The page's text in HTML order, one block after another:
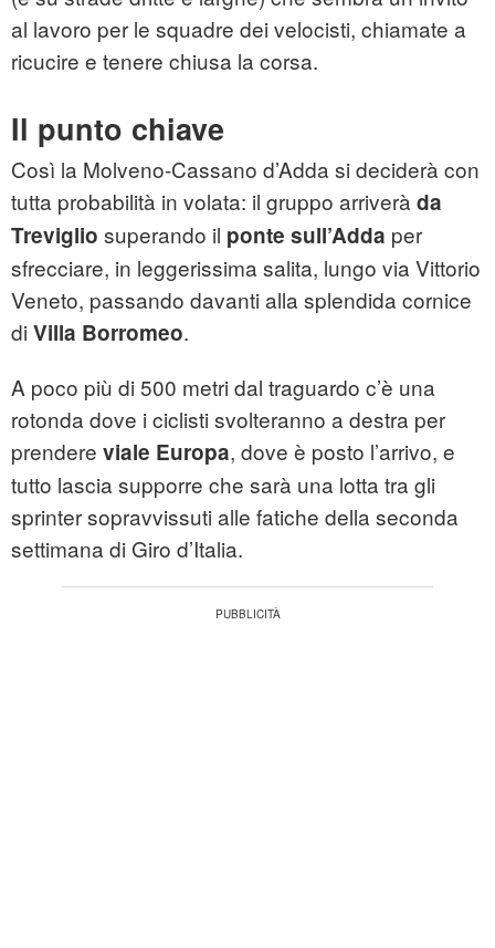
al lavoro per le squadre dei velocisti, chiamate a
ricucire e tenere chiusa la corsa.
Il punto chiave
Così la Molveno-Cassano d’Adda si deciderà con
tutta probabilità in volata: il gruppo arriverà da
Treviglio superando il ponte sull’Adda per
sfrecciare, in leggerissima salita, lungo via Vittorio
Veneto, passando davanti alla splendida cornice
di Villa Borromeo.
A poco più di 500 metri dal traguardo c’è una
rotonda dove i ciclisti svolteranno a destra per
prendere viale Europa, dove è posto l’arrivo, e
tutto lascia supporre che sarà una lotta tra gli
sprinter sopravvissuti alle fatiche della seconda
settimana di Giro d’Italia.